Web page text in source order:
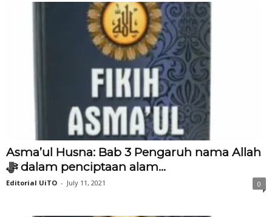
Asma’ul Husna: Bab 3 Pengaruh nama Allah
‎ﷻ dalam penciptaan alam...
Editorial UiTO - July 11, 2021 0